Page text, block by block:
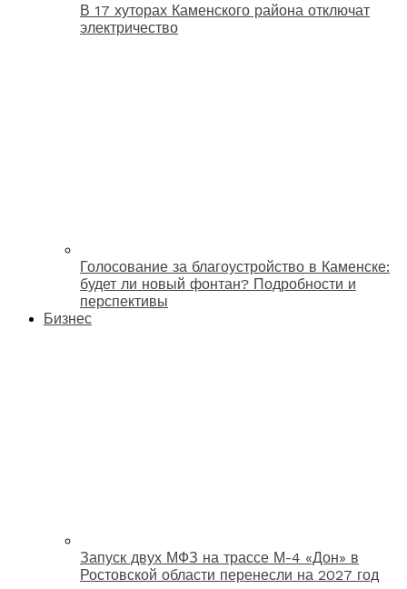
В 17 хуторах Каменского района отключат
электричество
Голосование за благоустройство в Каменске:
будет ли новый фонтан? Подробности и
перспективы
Бизнес
Запуск двух МФЗ на трассе М-4 «Дон» в
Ростовской области перенесли на 2027 год